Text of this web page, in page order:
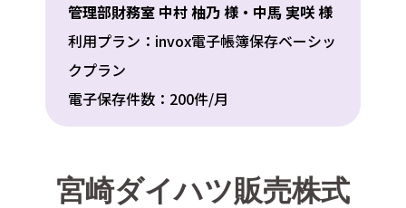
管理部財務室 中村 柚乃 様・中馬 実咲 様
利用プラン：invox電子帳簿保存ベーシッ
クプラン
電子保存件数：200件/月
宮崎ダイハツ販売株式